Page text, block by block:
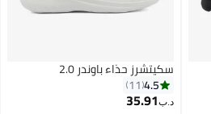
سكيتشرز حذاء باوندر 2.0
4.5
11
د.ب‏35.91